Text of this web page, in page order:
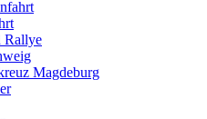
Rallye
Magdeburg